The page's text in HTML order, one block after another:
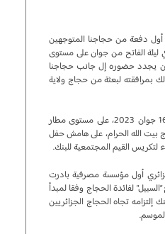
أول دفعة من حجاجنا المتوجهين
ليلة الفاتح من جوان على مستوى
أن يجدد حضوره إل جانب حجاجنا
بمرافقته لبعثة من حجاج ولاية
هذا وقام البنك، يوم الجمعة 16 جوان 2023، على مستوى مطار
بيت الله الحرام، على هامش حفل
لتكريس القيم المجتمعية للبنك.
أول مؤسسة مصرفية بادرت
لفائدة الحجاج وفقا لمبدأ
تجاه الحجاج الجزائريين